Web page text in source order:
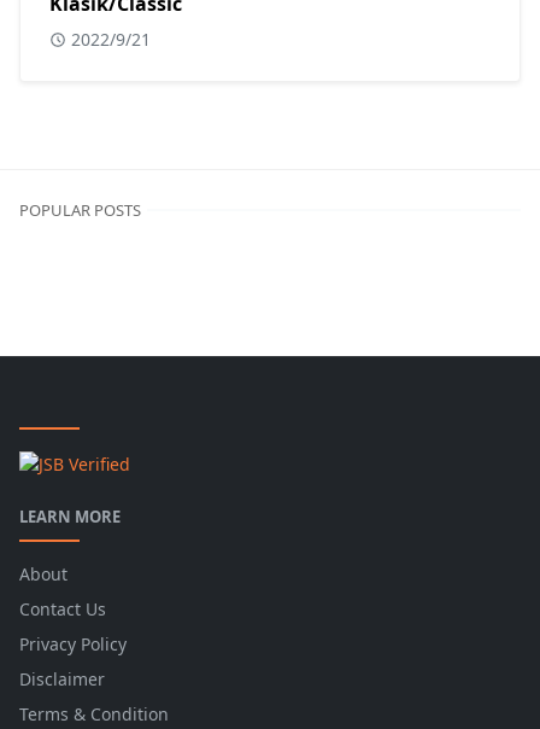
2022/9/21
POPULAR POSTS
LEARN MORE
About
Contact Us
Privacy Policy
Disclaimer
Terms & Condition